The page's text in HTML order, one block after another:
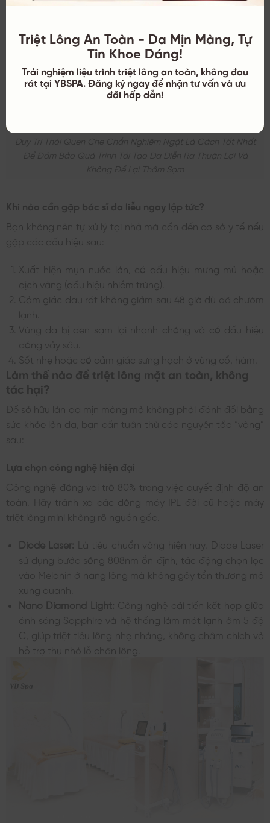
Duy Trì Thói Quen Che Chắn Nghiêm Ngặt Là Cách Tốt Nhất
Để Đảm Bảo Quá Trình Tái Tạo Da Diễn Ra Thuận Lợi Và
Không Để Lại Thâm Sạm
Khi nào cần gặp bác sĩ da liễu ngay lập tức?
Bạn không nên tự xử lý tại nhà mà cần đến cơ sở y tế nếu
gặp các dấu hiệu sau:
Xuất hiện mụn nước lớn, có dấu hiệu mưng mủ hoặc
dịch vàng (dấu hiệu nhiễm trùng).
Cảm giác đau rát không giảm sau 48 giờ dù đã chườm
lạnh.
Vùng da bị đen sạm lại nhanh chóng và có dấu hiệu
đóng vảy sâu.
Sốt nhẹ hoặc có cảm giác sưng hạch ở vùng cổ, hàm.
Làm thế nào để triệt lông mặt an toàn, không
tác hại?
Để sở hữu làn da mịn màng mà không phải đánh đổi bằng
sức khỏe làn da, bạn cần tuân thủ các nguyên tắc “vàng”
sau:
Lựa chọn công nghệ hiện đại
Công nghệ đóng vai trò 80% trong việc quyết định độ an
toàn. Hãy tránh xa các dòng máy IPL đời cũ hoặc máy
triệt lông mini không rõ nguồn gốc.
Diode Laser:
Là tiêu chuẩn vàng hiện nay. Diode Laser
sử dụng bước sóng 808nm ổn định, tác động chọn lọc
vào Melanin ở nang lông mà không gây tổn thương mô
xung quanh.
Nano Diamond Light: Công nghệ cải tiến kết hợp giữa
ánh sáng Sapphire và hệ thống làm mát lạnh âm 5 độ
C, giúp triệt tiêu lông nhẹ nhàng, không châm chích và
hỗ trợ thu nhỏ lỗ chân lông.
Triệt Lông An Toàn - Da Mịn Màng, Tự
Tin Khoe Dáng!
Trải nghiệm liệu trình triệt lông an toàn, không đau
rát tại YBSPA. Đăng ký ngay để nhận tư vấn và ưu
đãi hấp dẫn!